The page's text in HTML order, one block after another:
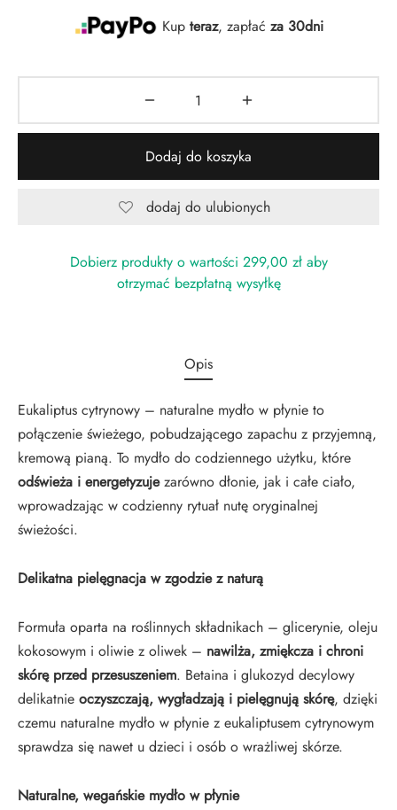
Kup teraz, zapłać za 30dni
Dodaj do koszyka
dodaj do ulubionych
Dobierz produkty o wartości 299,00 złaby
otrzymać bezpłatną wysyłkę
Opis
Eukaliptus cytrynowy – naturalne mydło w płynie to
połączenie świeżego, pobudzającego zapachu z przyjemną,
kremową pianą. To mydło do codziennego użytku, które
odświeża i energetyzujezarówno dłonie, jak i całe ciało,
wprowadzając w codzienny rytuał nutę oryginalnej
świeżości.
Delikatna pielęgnacja w zgodzie z naturą
Formuła oparta na roślinnych składnikach – glicerynie, oleju
kokosowym i oliwie z oliwek – nawilża, zmiękcza i chroni
skórę przed przesuszeniem. Betaina i glukozyd decylowy
delikatnie oczyszczają, wygładzają i pielęgnują skórę, dzięki
czemu naturalne mydło w płynie z eukaliptusem cytrynowym
sprawdza się nawet u dzieci i osób o wrażliwej skórze.
Naturalne, wegańskie mydło w płynie